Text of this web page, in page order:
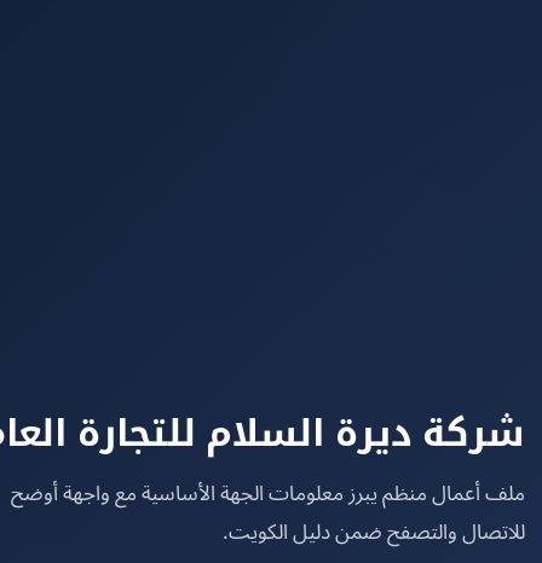
ديرة السلام للتجارة العامة
منظم يبرز معلومات الجهة الأساسية مع واجهة أوضح
والتصفح ضمن دليل الكويت.